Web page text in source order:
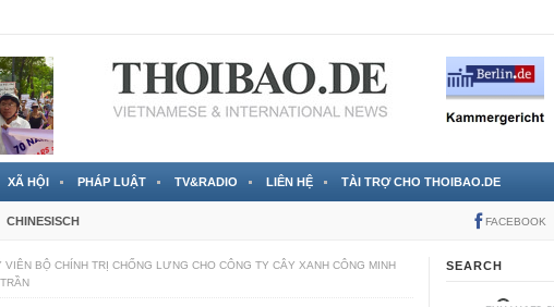
XÃ HỘI PHÁP LUẬT TV&RADIO LIÊN HỆ TÀI TRỢ CHO THOIBAO.DE
CHINESISCH FACEBOOK
VIÊN BỘ CHÍNH TRỊ CHỐNG LƯNG CHO CÔNG TY CÂY XANH CÔNG MINH
SEARCH